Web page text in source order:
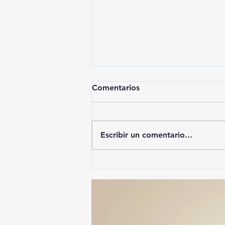
QUE TODOS ESTÁN
Comentarios
Escribir un comentario...